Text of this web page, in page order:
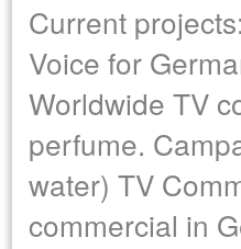
Current
Voice for
Worldwide TV
perfume.
water) TV
commercial in